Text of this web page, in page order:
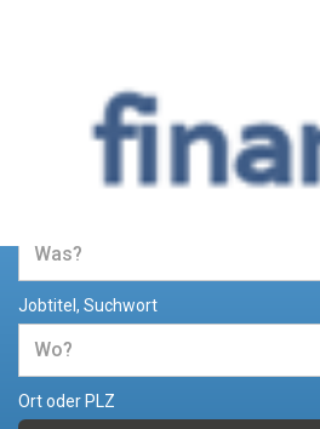
Jobs und Stellenangebote
Bereich Finanzen
Jobtitel, Suchwort
Ort oder PLZ